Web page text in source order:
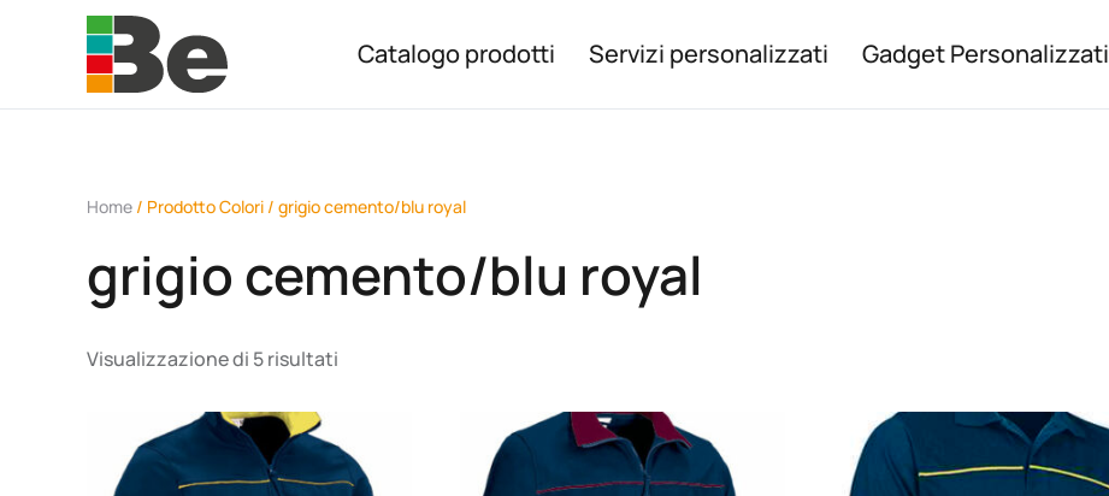
Skip to main content Catalogo prodotti Servizi personalizzati Gadget Personalizzati
Home / Prodotto Colori / grigio cemento/blu royal
grigio cemento/blu royal
Visualizzazione di 5 risultati